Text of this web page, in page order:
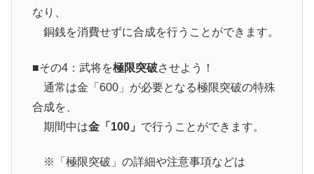
なり、
銅銭を消費せずに合成を行うことができます。
■その4：武将を極限突破させよう！
通常は金「600」が必要となる極限突破の特殊
合成を、
期間中は金「100」 で行うことができます。
※「極限突破」の詳細や注意事項などは